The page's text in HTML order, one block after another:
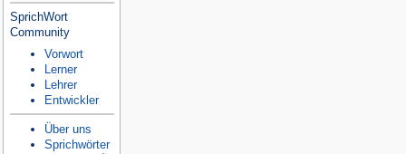
SprichWort
Community
Vorwort
Lerner
Lehrer
Entwickler
Über uns
Sprichwörter